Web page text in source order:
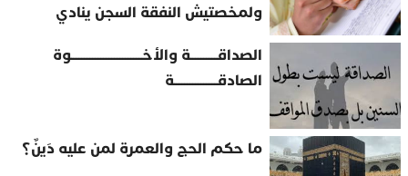
ولمخصتيش النفقة السجن ينادي
الصداقــــــــــة والأخــــــــــــــــــــــــــوة
الصادقــــــــــــــــة
ما حكم الحج والعمرة لمن عليه دَينٌ؟